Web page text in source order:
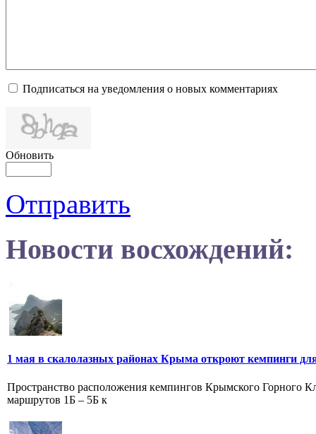
Подписаться на уведомления о новых комментариях
Обновить
Отправить
Новости восхождений:
1 мая в скалолазных районах Крыма откроют кемпинги
Пространство расположения кемпингов Крымского Горного
маршрутов 1Б – 5Б к